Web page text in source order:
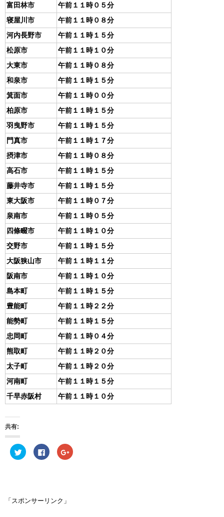
富田林市
午前１１時０５分
寝屋川市
午前１１時０８分
河内長野市
午前１１時１５分
松原市
午前１１時１０分
大東市
午前１１時０８分
和泉市
午前１１時１５分
箕面市
午前１１時００分
柏原市
午前１１時１５分
羽曳野市
午前１１時１５分
門真市
午前１１時１７分
摂津市
午前１１時０８分
高石市
午前１１時１５分
藤井寺市
午前１１時１５分
東大阪市
午前１１時０７分
泉南市
午前１１時０５分
四條畷市
午前１１時１０分
交野市
午前１１時１５分
大阪狭山市
午前１１時１１分
阪南市
午前１１時１０分
島本町
午前１１時１５分
豊能町
午前１１時２２分
能勢町
午前１１時１５分
忠岡町
午前１１時０４分
熊取町
午前１１時２０分
太子町
午前１１時２０分
河南町
午前１１時１５分
千早赤阪村
午前１１時１０分
共有:
ク
リ
i
t
F
a
で
共
ク
リ
「スポンサーリンク」